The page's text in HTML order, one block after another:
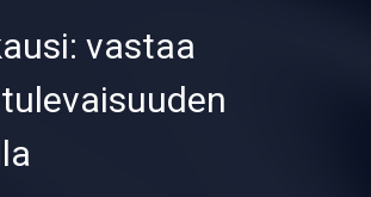
vastaa